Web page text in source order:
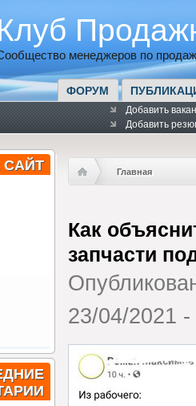
менеджеров по
ФОРУМ
Добавить
Добавить
САЙТ Главная
Как
запчасти
23/04/2021